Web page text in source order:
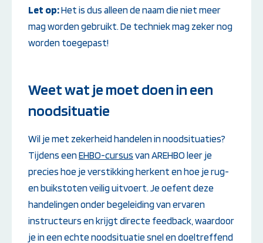
Let op:Het is dus alleen de naam die niet meer
mag worden gebruikt. De techniek mag zeker nog
worden toegepast!
Weet wat je moet doen in een
noodsituatie
Wil je met zekerheid handelen in noodsituaties?
Tijdens eenEHBO-cursus van AREHBO leer je
precies hoe je verstikking herkent en hoe je rug-
en buikstoten veilig uitvoert. Je oefent deze
handelingen onder begeleiding van ervaren
instructeurs en krijgt directe feedback, waardoor
je in een echte noodsituatie snel en doeltreffend